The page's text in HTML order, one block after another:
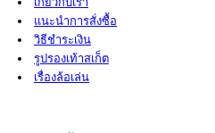
แนะนำการสั่งซื้อ
วิธีชำระเงิน
รูปรองเท้าสเก็ต
เรื่องล้อเล่น